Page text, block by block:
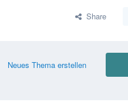
Share
Neues Thema erstellen